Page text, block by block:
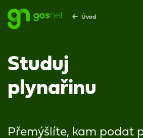
Úvod
Studuj
plynařinu
Přemýšlíte, kam podat